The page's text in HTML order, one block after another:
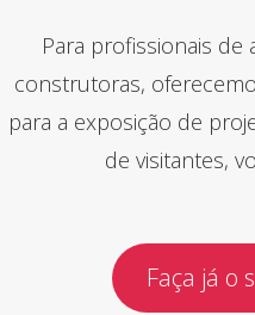
Para profissionais de
construtoras,
para a exposição de
de visitantes,
Faça já o